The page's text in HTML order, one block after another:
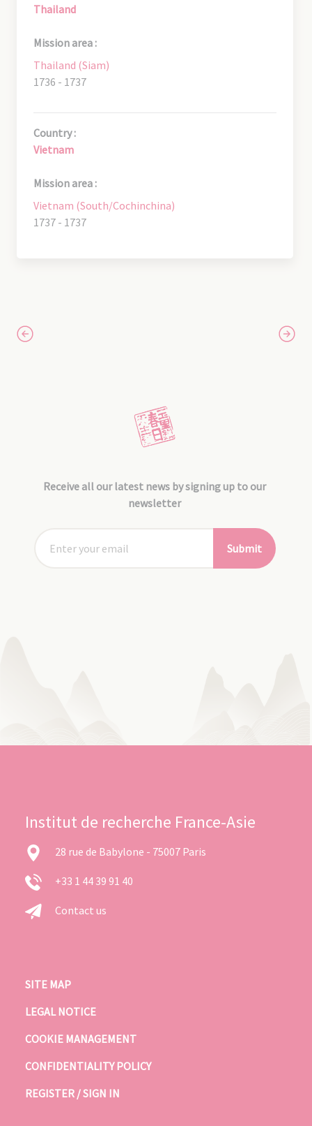
Thailand
Mission area :
Thailand (Siam)
1736 - 1737
Country :
Vietnam
Mission area :
Vietnam (South/Cochinchina)
1737 - 1737
Receive all our latest news by signing up to our
newsletter
Submit
Institut de recherche France-Asie
28 rue de Babylone - 75007 Paris
+33 1 44 39 91 40
Contact us
SITE MAP
LEGAL NOTICE
COOKIE MANAGEMENT
CONFIDENTIALITY POLICY
REGISTER / SIGN IN